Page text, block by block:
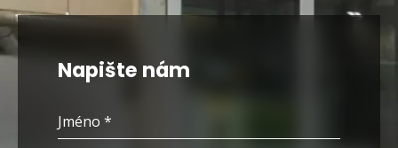
Napište nám
Jméno *